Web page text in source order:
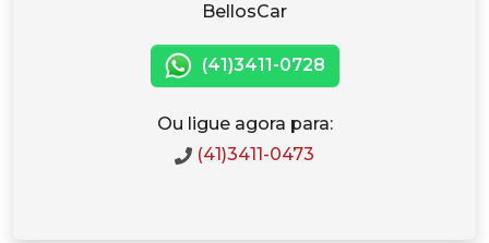
BellosCar
(41)3411-0728
Ou ligue agora para:
(41)3411-0473